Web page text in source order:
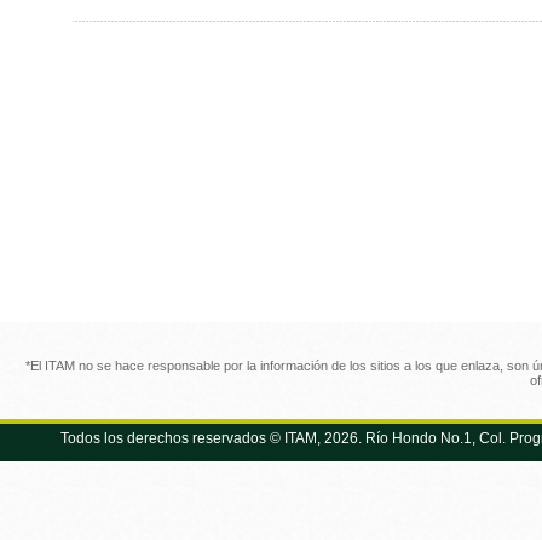
*El ITAM no se hace responsable por la información de los sitios a los que enlaza,
Todos los derechos reservados © ITAM, 2026. Río Hondo No.1, Col.